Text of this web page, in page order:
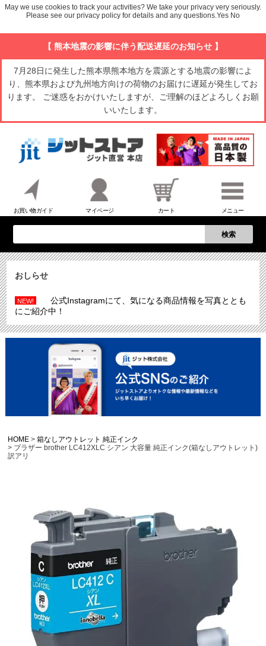
【 熊本地震の影響に伴う配送遅延のお知らせ 】
7月28日に発生した熊本県熊本地方を震源とする地震の影響によ
り、熊本県および九州地方向けの荷物のお届けに遅延が発生してお
ります。 ご迷惑をおかけいたしますが、ご理解のほどよろしくお願
いいたします。
お買い物ガイド マイページ カート メニュー
検索
おしらせ
NEW!
公式Instagramにて、気になる商品情報を写真ととも
にご紹介中！
HOME
箱なしアウトレット 純正インク
ブラザー brother LC412XLC シアン 大容量 純正インク(箱なしアウトレット)
訳アリ
May we use cookies to track your activities? We take your privacy very seriously.
Please see our privacy policy for details and any questions.Yes No